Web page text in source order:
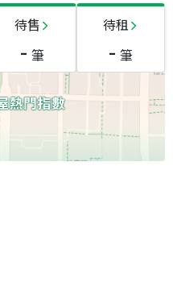
待售
- 筆
待租
- 筆